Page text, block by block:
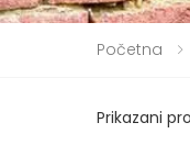
Početna
Prikazani